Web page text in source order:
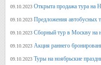
09.10.2023 Открыта продажа тура на
09.10.2023 Предложения автобусных
09.10.2023 Сборный тур в Москву на
09.10.2023 Акция раннего
09.10.2023 Туры на ноябрьские